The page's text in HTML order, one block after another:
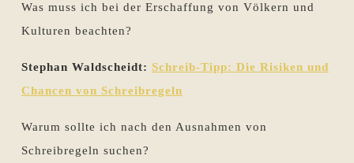
Was muss ich bei der Erschaffung von Völkern und
Kulturen beachten?
Stephan Waldscheidt: Schreib-Tipp: Die Risiken und
Chancen von Schreibregeln
Warum sollte ich nach den Ausnahmen von
Schreibregeln suchen?